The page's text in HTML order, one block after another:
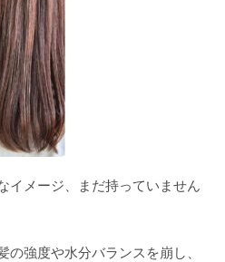
イメージ、まだ持っていません
強度や水分バランスを崩し、